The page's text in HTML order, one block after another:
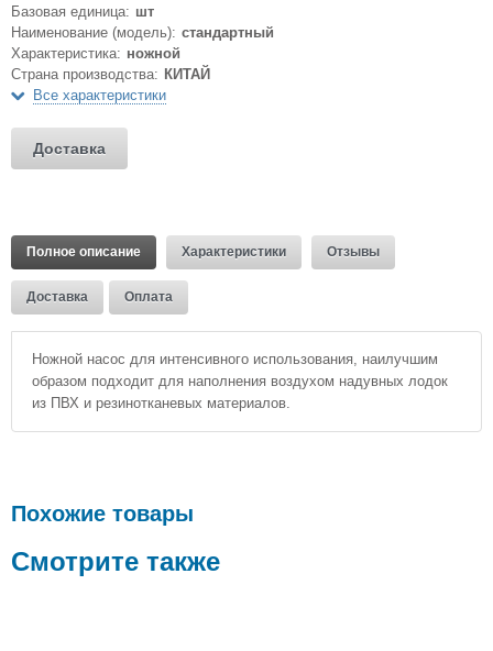
Базовая единица: шт
Наименование (модель): стандартный
Характеристика: ножной
Страна производства: КИТАЙ
Все характеристики
Доставка
Полное описание Характеристики Отзывы
Доставка Оплата
Ножной насос для интенсивного использования, наилучшим
образом подходит для наполнения воздухом надувных лодок
из ПВХ и резинотканевых материалов.
Похожие товары
Смотрите также